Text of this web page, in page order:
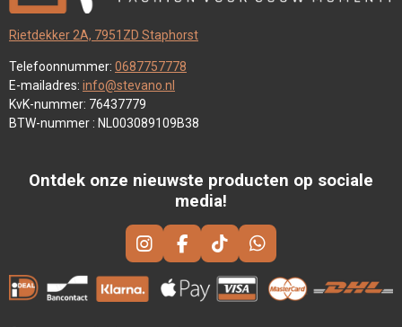
Rietdekker 2A, 7951ZD Staphorst
Telefoonnummer: 0687757778
E-mailadres: info@stevano.nl
KvK-nummer: 76437779
BTW-nummer : NL003089109B38
Ontdek onze nieuwste producten op sociale
media!
I
N
T
F
A
C
E
T
I
K
T
W
H
T